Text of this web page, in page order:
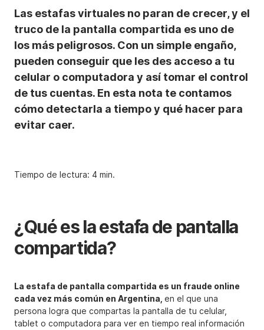
Las estafas virtuales no paran de crecer, y el
truco de la pantalla compartida es uno de
los más peligrosos. Con un simple engaño,
pueden conseguir que les des acceso a tu
celular o computadora y así tomar el control
de tus cuentas. En esta nota te contamos
cómo detectarla a tiempo y qué hacer para
evitar caer.
Tiempo de lectura: 4 min.
¿Qué es la estafa de pantalla
compartida?
La estafa de pantalla compartida es un fraude online
cada vez más común en Argentina, en el que una
persona logra que compartas la pantalla de tu celular,
tablet o computadora para ver en tiempo real información